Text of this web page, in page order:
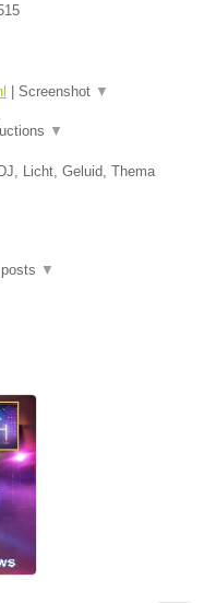
| Screenshot ▼
▼
Licht, Geluid, Thema
▼